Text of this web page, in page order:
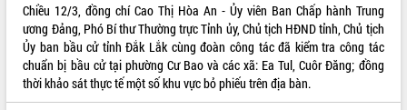
Chiều 12/3, đồng chí Cao Thị Hòa An - Ủy viên Ban Chấp hành Trung
ương Đảng, Phó Bí thư Thường trực Tỉnh ủy, Chủ tịch HĐND tỉnh, Chủ tịch
Ủy ban bầu cử tỉnh Đắk Lắk cùng đoàn công tác đã kiểm tra công tác
chuẩn bị bầu cử tại phường Cư Bao và các xã: Ea Tul, Cuôr Đăng; đồng
thời khảo sát thực tế một số khu vực bỏ phiếu trên địa bàn.